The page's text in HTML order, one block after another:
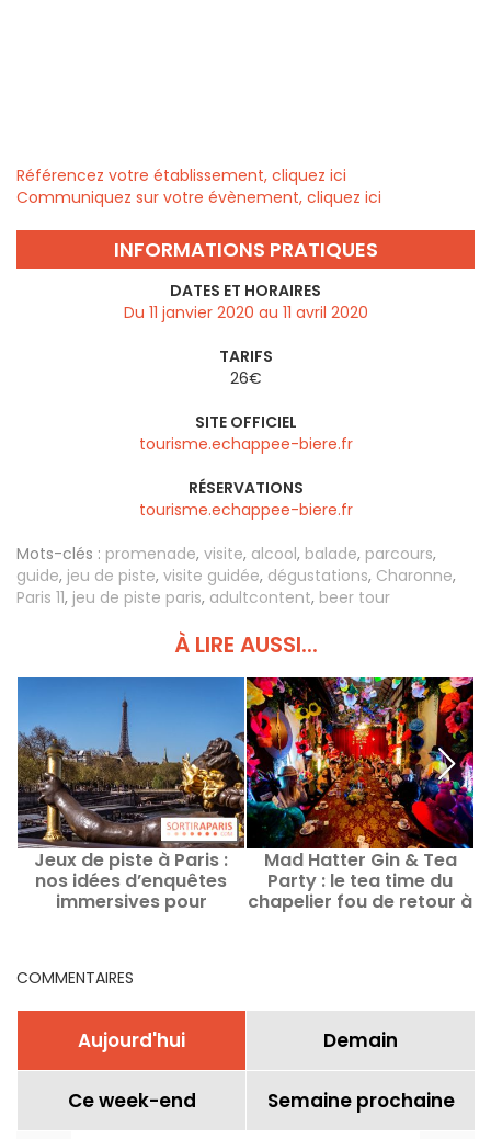
Référencez votre établissement, cliquez ici
Communiquez sur votre évènement, cliquez ici
INFORMATIONS PRATIQUES
DATES ET HORAIRES
Du 11 janvier 2020 au 11 avril 2020
TARIFS
26€
SITE OFFICIEL
tourisme.echappee-biere.fr
RÉSERVATIONS
tourisme.echappee-biere.fr
Mots-clés : promenade, visite, alcool, balade, parcours,
guide, jeu de piste, visite guidée, dégustations, Charonne,
Paris 11, jeu de piste paris, adultcontent, beer tour
À LIRE AUSSI...
Jeux de piste à Paris :
nos idées d’enquêtes
immersives pour
Mad Hatter Gin & Tea
Party : le tea time du
chapelier fou de retour à
COMMENTAIRES
Aujourd'hui Demain
Ce week-end Semaine prochaine